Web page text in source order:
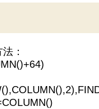
：